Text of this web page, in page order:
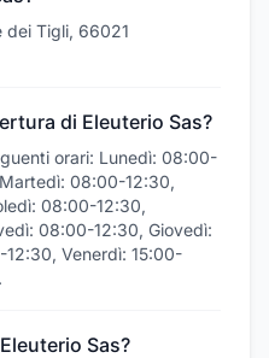
dei Tigli, 66021
di Eleuterio Sas?
orari: Lunedì: 08:00-
08:00-12:30,
08:00-12:30,
08:00-12:30, Giovedì:
Venerdì: 15:00-
Sas?